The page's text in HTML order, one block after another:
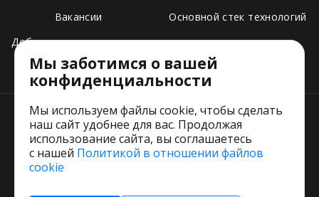
Вакансии
Добавить свое заведение
Тарифы
Основной стек технологий
Пользовательское соглашение
Мы заботимся о вашей
конфиденциальности
Мы используем файлы cookie, чтобы сделать
наш сайт удобнее для вас. Продолжая
использование сайта, вы соглашаетесь
с нашей Политикой в отношении файлов
cookie